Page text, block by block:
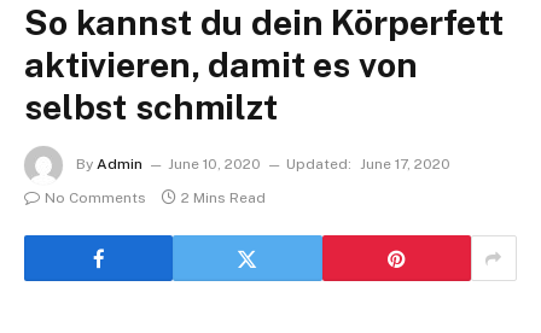
So kannst du dein Körperfett
aktivieren, damit es von
selbst schmilzt
By Admin June 10, 2020 Updated: June 17, 2020
No Comments
2 Mins Read